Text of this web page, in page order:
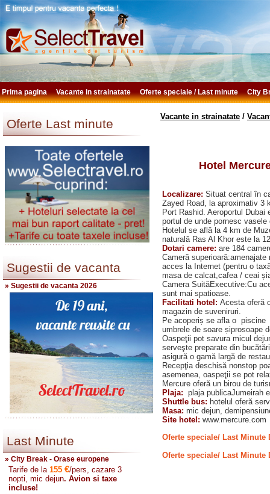
Prima pagina Vacante in strainatate Oferte speciale / Last minute City
Oferte Last minute
Sugestii de vacanta
» Sugestii de vacanta 2026
Last Minute
» City Break - Orase europene
Tarife de la 155 €/pers, cazare 3
nopti, mic dejun. Avion si taxe
incluse!
Vacante in strainatate /
Hotel
Localizare: Situat central în
Zayed Road, la aproximativ 3
Port Rashid. Aeroportul
portul de unde pornesc
Hotelul se află la 4 km de
naturală Ras Al Khor este la
Dotari camere: are 184
Cameră
acces la Internet (pentru o
masa de calcat,cafea / ceai
Camera SuităExecutive:Cu
sunt mai spatioase.
Facilitati hotel: Acesta oferă
magazin de suveniruri.
Pe acoperiș se afla o
umbrele de soare șiprosoape
Oaspeţii pot savura micul
serveşte preparate din
asigură o gamă largă de
Recepţia deschisă nonstop
asemenea, oaspeţii se pot
Mercure oferă un birou de
Plaja: plaja publicaJumeirah
Shuttle bus: hotelul oferă
Masa: mic dejun,
Site hotel: www.mercure.com
Oferte speciale/ Last
Oferte speciale/ Last